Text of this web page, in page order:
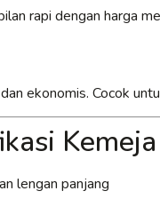
rapi dengan harga
ekonomis. Cocok
lengan panjang